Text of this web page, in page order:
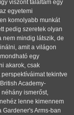
viszont találtam egy
egyetemi
komolyabb munkát
pedig szeretek olyan
mindig látszik, de
amit a világon
egy
akarok, csak
tekintve
Academy-
ismerőst,
lenne kimennem
Gardener's Arms-ban